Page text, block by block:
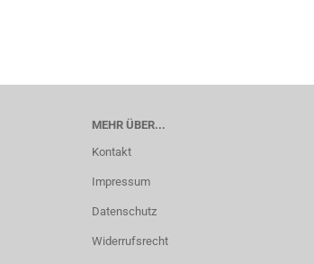
MEHR ÜBER...
Kontakt
Impressum
Datenschutz
Widerrufsrecht